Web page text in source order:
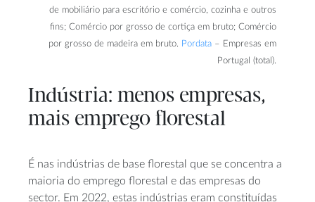
de mobiliário para escritório e comércio, cozinha e outros
fins; Comércio por grosso de cortiça em bruto; Comércio
por grosso de madeira em bruto. Pordata – Empresas em
Portugal (total).
Indústria: menos empresas,
mais emprego florestal
É nas indústrias de base florestal que se concentra a
maioria do emprego florestal e das empresas do
sector. Em 2022, estas indústrias eram constituídas